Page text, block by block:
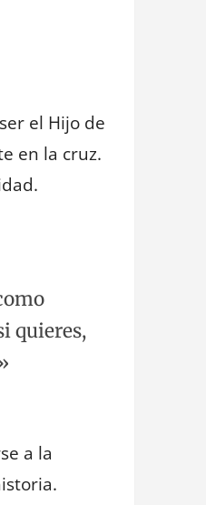
el Hijo de
en la cruz.
quieres,
a la